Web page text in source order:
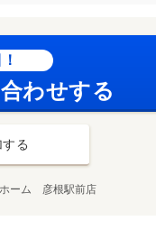
わせする
る
ホーム 彦根駅前店